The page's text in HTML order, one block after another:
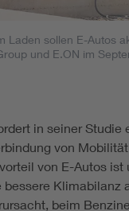
Laden sollen E-Autos
und E.ON im
in seiner
von
von E-Autos
Klimabilanz
beim